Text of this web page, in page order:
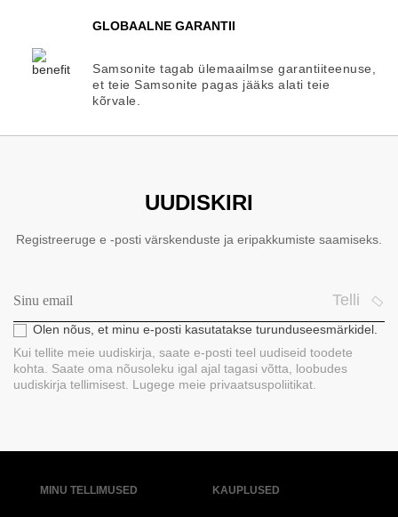
GLOBAALNE GARANTII
Samsonite tagab ülemaailmse garantiiteenuse,
et teie Samsonite pagas jääks alati teie
kõrvale.
UUDISKIRI
Registreeruge e -posti värskenduste ja eripakkumiste saamiseks.
Telli
Olen nõus, et minu e-posti kasutatakse turunduseesmärkidel.
Kui tellite meie uudiskirja, saate e-posti teel uudiseid toodete
kohta. Saate oma nõusoleku igal ajal tagasi võtta, loobudes
uudiskirja tellimisest. Lugege meie privaatsuspoliitikat.
MINU TELLIMUSED KAUPLUSED